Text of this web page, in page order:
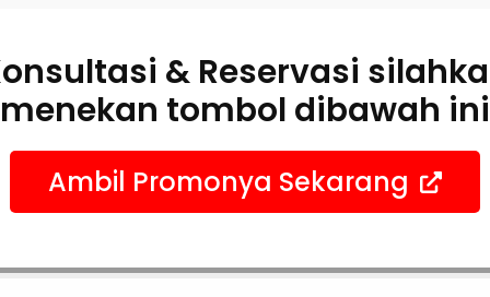
& Reservasi
menekan tombol dibawah ini
Ambil Promonya Sekarang